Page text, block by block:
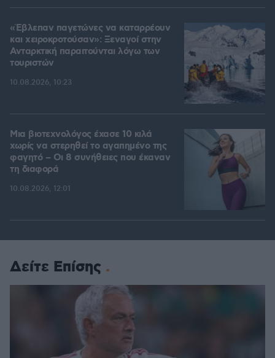
«Έβλεπαν παγετώνες να καταρρέουν
και χειροκροτούσαν»: Ξεναγοί στην
Ανταρκτική παραιτούνται λόγω των
τουριστών
10.08.2026, 10:23
Μια βιοτεχνολόγος έχασε 10 κιλά
χωρίς να στερηθεί το αγαπημένο της
φαγητό – Οι 8 συνήθειες που έκαναν
τη διαφορά
10.08.2026, 12:01
Δείτε Επίσης